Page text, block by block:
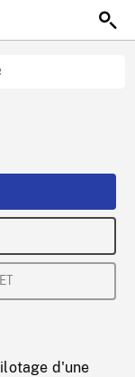
d'une